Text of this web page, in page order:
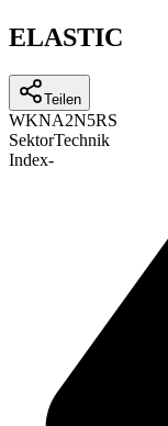
ELASTIC
Teilen
WKNA2N5RS
SektorTechnik
Index-